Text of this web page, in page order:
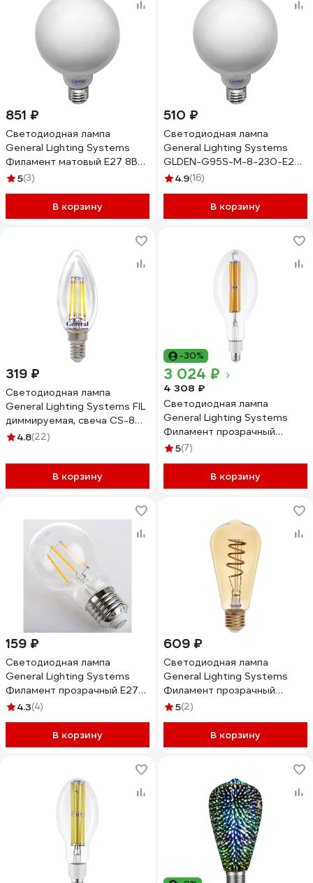
851 ₽
Светодиодная лампа
General Lighting Systems
Филамент матовый E27 8Вт
230В 840Лм 4500К
Шар GLDEN-G125S-M-8-
230-E27-4500 684800
5(3)
В корзину
510 ₽
Светодиодная лампа
General Lighting Systems
GLDEN-G95S-M-8-230-E27-
4500 655312
4.9(16)
В корзину
319 ₽
Светодиодная лампа
General Lighting Systems FIL
диммируемая, свеча CS-8W-
E14 686800
4.8(22)
В корзину
-30%
3 024 ₽
4 308 ₽
Светодиодная лампа
General Lighting Systems
Филамент прозрачный
высокомощный Е27 75Вт
белый GLDEN-ED120-75-
230-E27-6500 661641
5(7)
В корзину
159 ₽
Светодиодная лампа
General Lighting Systems
Филамент прозрачный E27
10Вт 230В 870Лм 2700К
GLDEN-A60S-10-230-E27-
2700 631700
4.3(4)
В корзину
609 ₽
Светодиодная лампа
General Lighting Systems
Филамент прозрачный
золотой E27 7Вт 540Лм
Труба GLDEN-ST64SS-7-
230-E27-2700 655306
5(2)
В корзину